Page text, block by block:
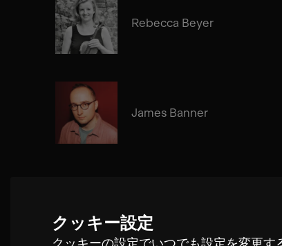
クッキー設定
クッキーの設定でいつでも設定を変更
Rebecca Beyer
James Banner